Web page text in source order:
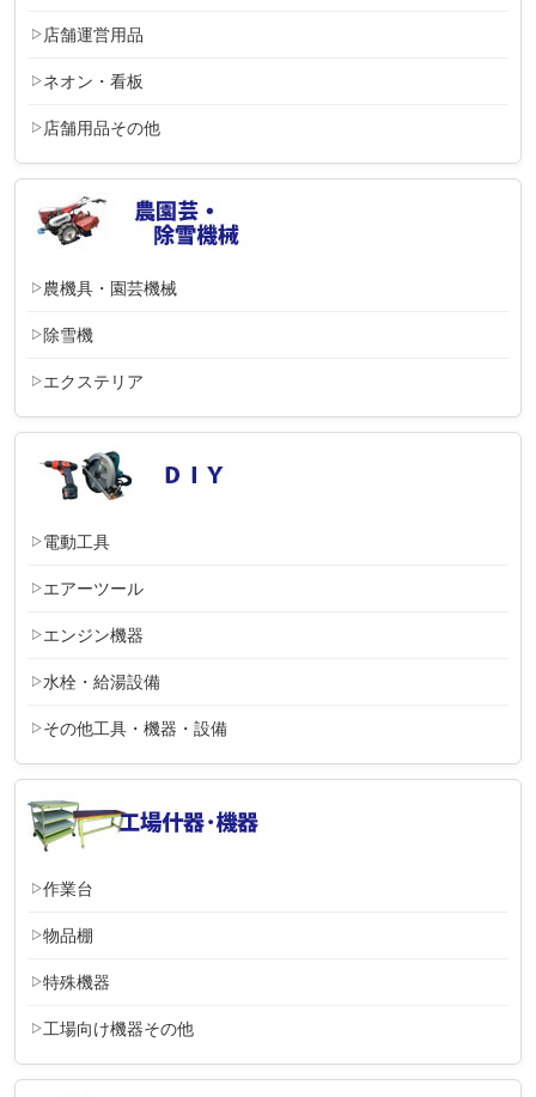
店舗運営用品
ネオン・看板
店舗用品その他
農機具・園芸機械
除雪機
エクステリア
電動工具
エアーツール
エンジン機器
水栓・給湯設備
その他工具・機器・設備
作業台
物品棚
特殊機器
工場向け機器その他